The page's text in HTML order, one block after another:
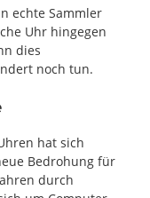
echte Sammler
Uhr hingegen
dies
noch tun.
hat sich
Bedrohung für
durch